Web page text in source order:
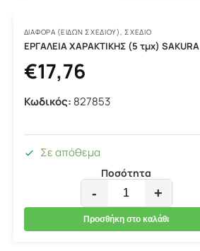
ΔΙΆΦΟΡΑ (ΕΙΔΏΝ ΣΧΕΔΊΟΥ),ΣΧΕΔΙΟ
ΕΡΓΑΛΕΙΑ ΧΑΡΑΚΤΙΚΗΣ (5 τμχ) SAKURA
€17,76
Κωδικός: 827853
Σε απόθεμα
Ποσότητα
- +
Προσθήκη στο καλάθι